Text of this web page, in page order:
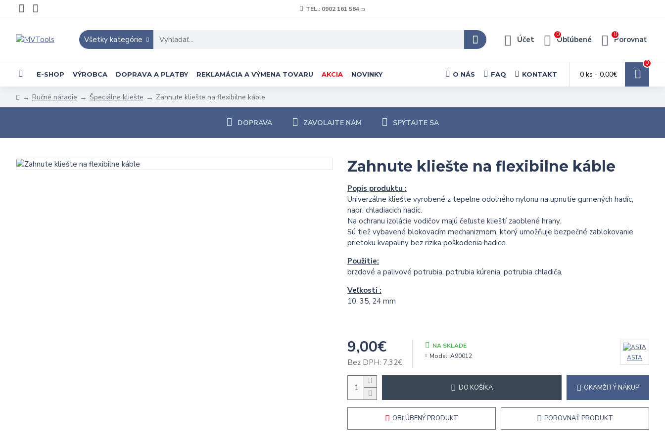
TEL.: 0902 161 584
Všetky kategórie Účet Obľúbené
0
Porovnať
0
E-SHOP VÝROBCA DOPRAVA A PLATBY REKLAMÁCIA A VÝMENA TOVARU AKCIA NOVINKY O NÁS FAQ KONTAKT 0 ks - 0,00€
0
Ručné náradie Špeciálne kliešte Zahnute kliešte na flexibilne káble
DOPRAVA ZAVOLAJTE NÁM SPÝTAJTE SA
Zahnute kliešte na flexibilne káble
Popis produktu :
Univerzálne kliešte vyrobené z tepelne odolného nylonu na upnutie gumených hadíc,
napr. chladiacich hadíc.
Na ochranu izolácie vodičov majú čeľuste klieští zaoblené hrany.
Sú tiež vybavené blokovacím mechanizmom, ktorý umožňuje bezpečné zablokovanie
prietoku kvapaliny bez rizika poškodenia hadice.
Použitie:
brzdové a palivové potrubia, potrubia kúrenia, potrubia chladiča,
Veľkosti :
10, 35, 24 mm
9,00€
Bez DPH: 7,32€
NA SKLADE
Model: A90012 ASTA
DO KOŠÍKA OKAMŽITÝ NÁKUP
OBĽÚBENÝ PRODUKT POROVNAŤ PRODUKT